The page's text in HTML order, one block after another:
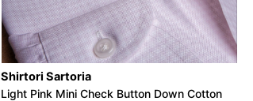
Shirtori Sartoria
Light Pink Mini Check Button Down Cotton